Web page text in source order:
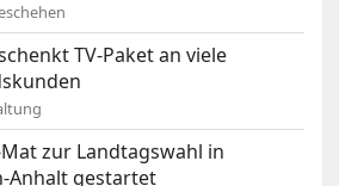
TV-Paket an viele
zur Landtagswahl in
Anhalt gestartet